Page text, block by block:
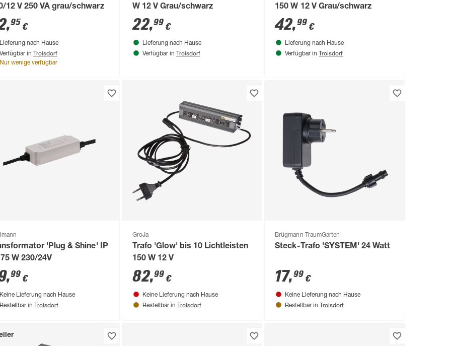
12 V 250 VA grau/schwarz
,95 €
Lieferung nach Hause
Verfügbar in Troisdorf
Nur wenige verfügbar
W 12 V Grau/schwarz
22,99€
Lieferung nach Hause
Verfügbar in Troisdorf
150 W 12 V Grau/schwarz
42,99 €
Lieferung nach Hause
Verfügbar in Troisdorf
'Plug & Shine' IP
W 230/24V
,99 €
Keine Lieferung nach Hause
Bestellbar in Troisdorf
GroJa
Trafo 'Glow' bis 10 Lichtleisten
150 W 12 V
82,99€
Keine Lieferung nach Hause
Bestellbar in Troisdorf
Brügmann TraumGarten
Steck-Trafo 'SYSTEM' 24 Watt
17,99 €
Keine Lieferung nach Hause
Bestellbar in Troisdorf